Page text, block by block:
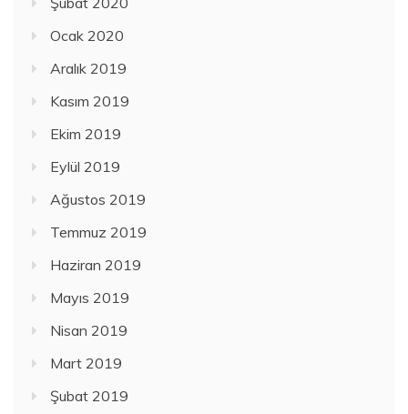
Ocak 2020
Aralık 2019
Kasım 2019
Ekim 2019
Eylül 2019
Ağustos 2019
Temmuz 2019
Haziran 2019
Mayıs 2019
Nisan 2019
Mart 2019
Şubat 2019